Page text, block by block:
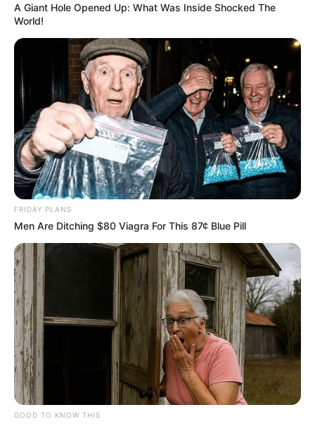
A Giant Hole Opened Up: What Was Inside Shocked The
World!
FRIDAY PLANS
Men Are Ditching $80 Viagra For This 87¢ Blue Pill
GOOD TO KNOW THIS